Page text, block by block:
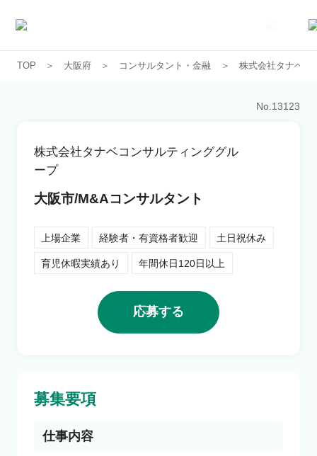
求人一覧
お気に入り求人
コラム
コンサルタント紹介
TOP 大阪府 コンサルタント・金融 株式会社タナベコ
No.13123
株式会社タナベコンサルティンググル
ープ
大阪市/M&Aコンサルタント
上場企業 経験者・有資格者歓迎 土日祝休み
育児休暇実績あり 年間休日120日以上
応募する
募集要項
仕事内容